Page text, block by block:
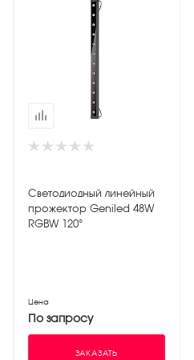
Светодиодный линейный
прожектор Geniled 48W
RGBW 120°
Цена
По запросу
ЗАКАЗАТЬ